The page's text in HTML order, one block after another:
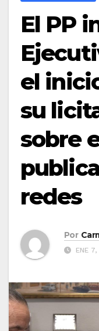
El PP
el
su
sobre
redes
Por
ENE